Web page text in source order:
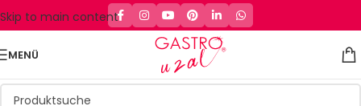
Skip to main content
MENÜ